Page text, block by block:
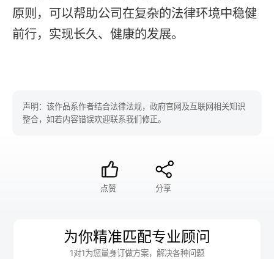
原则，可以帮助公司在复杂的法律环境中稳健
前行，实现长久、健康的发展。
声明：该作品系作者结合法律法规，政府官网及互联网相关知识
整合，如若内容错误欢迎联系我们修正。
点赞 分享
为你精准匹配专业顾问
1对1为您量身订做方案，解决各种问题